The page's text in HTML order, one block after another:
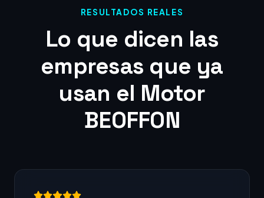
RESULTADOS REALES
Lo que dicen las
empresas que ya
usan el Motor
BEOFFON